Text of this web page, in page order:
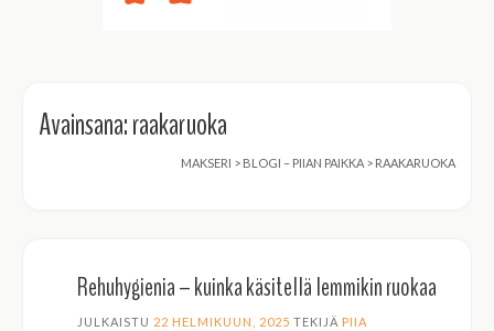
Avainsana:raakaruoka
MAKSERI > BLOGI – PIIAN PAIKKA > RAAKARUOKA
Rehuhygienia – kuinka käsitellä lemmikin ruokaa
JULKAISTU 22 HELMIKUUN, 2025 TEKIJÄ PIIA